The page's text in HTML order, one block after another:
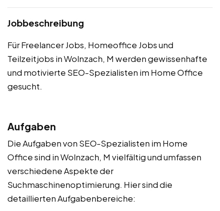
Jobbeschreibung
Für Freelancer Jobs, Homeoffice Jobs und
Teilzeitjobs in Wolnzach, M werden gewissenhafte
und motivierte SEO-Spezialisten im Home Office
gesucht.
Aufgaben
Die Aufgaben von SEO-Spezialisten im Home
Office sind in Wolnzach, M vielfältig und umfassen
verschiedene Aspekte der
Suchmaschinenoptimierung. Hier sind die
detaillierten Aufgabenbereiche: